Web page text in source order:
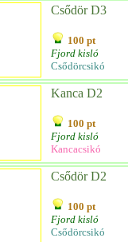
Csődör D3
100 pt
Fjord kisló
Csődörcsikó
Kanca D2
100 pt
Fjord kisló
Kancacsikó
Csődör D2
100 pt
Fjord kisló
Csődörcsikó